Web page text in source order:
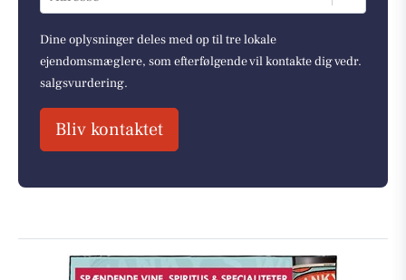
Dine oplysninger deles med op til tre lokale
ejendomsmæglere, som efterfølgende vil kontakte dig vedr.
salgsvurdering.
Bliv kontaktet